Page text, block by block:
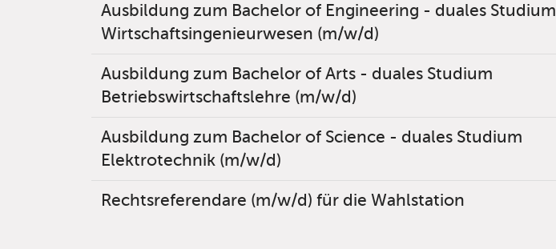
Ausbildung zum Bachelor of Engineering - duales Studium
Wirtschaftsingenieurwesen (m/w/d)
Ausbildung zum Bachelor of Arts - duales Studium
Betriebswirtschaftslehre (m/w/d)
Ausbildung zum Bachelor of Science - duales Studium
Elektrotechnik (m/w/d)
Rechtsreferendare (m/w/d) für die Wahlstation